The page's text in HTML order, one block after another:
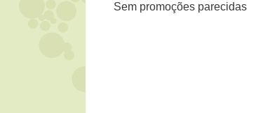
Sem promoções parecidas